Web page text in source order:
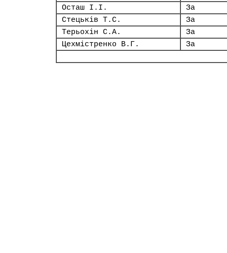
Осташ І.І.
За
Стецьків Т.С.
За
Терьохін С.А.
За
Цехмістренко В.Г.
За